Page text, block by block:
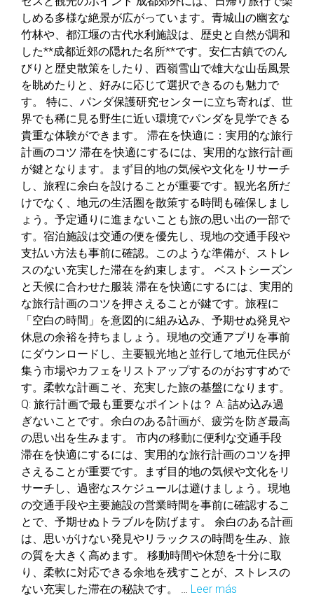
しめる多様な絶景が広がっています。青城山の幽玄な
竹林や、都江堰の古代水利施設は、歴史と自然が調和
した**成都近郊の隠れた名所**です。安仁古鎮でのん
びりと歴史散策をしたり、西嶺雪山で雄大な山岳風景
を眺めたりと、好みに応じて選択できるのも魅力で
す。 特に、パンダ保護研究センターに立ち寄れば、世
界でも稀に見る野生に近い環境でパンダを見学できる
貴重な体験ができます。 滞在を快適に：実用的な旅行
計画のコツ 滞在を快適にするには、実用的な旅行計画
が鍵となります。まず目的地の気候や文化をリサーチ
し、旅程に余白を設けることが重要です。観光名所だ
けでなく、地元の生活圏を散策する時間も確保しまし
ょう。予定通りに進まないことも旅の思い出の一部で
す。宿泊施設は交通の便を優先し、現地の交通手段や
支払い方法も事前に確認。このような準備が、ストレ
スのない充実した滞在を約束します。 ベストシーズン
と天候に合わせた服装 滞在を快適にするには、実用的
な旅行計画のコツを押さえることが鍵です。旅程に
「空白の時間」を意図的に組み込み、予期せぬ発見や
休息の余裕を持ちましょう。現地の交通アプリを事前
にダウンロードし、主要観光地と並行して地元住民が
集う市場やカフェをリストアップするのがおすすめで
す。柔軟な計画こそ、充実した旅の基盤になります。
Q: 旅行計画で最も重要なポイントは？ A: 詰め込み過
ぎないことです。余白のある計画が、疲労を防ぎ最高
の思い出を生みます。 市内の移動に便利な交通手段
滞在を快適にするには、実用的な旅行計画のコツを押
さえることが重要です。まず目的地の気候や文化をリ
サーチし、過密なスケジュールは避けましょう。現地
の交通手段や主要施設の営業時間を事前に確認するこ
とで、予期せぬトラブルを防げます。 余白のある計画
は、思いがけない発見やリラックスの時間を生み、旅
の質を大きく高めます。 移動時間や休憩を十分に取
り、柔軟に対応できる余地を残すことが、ストレスの
ない充実した滞在の秘訣です。 … Leer más